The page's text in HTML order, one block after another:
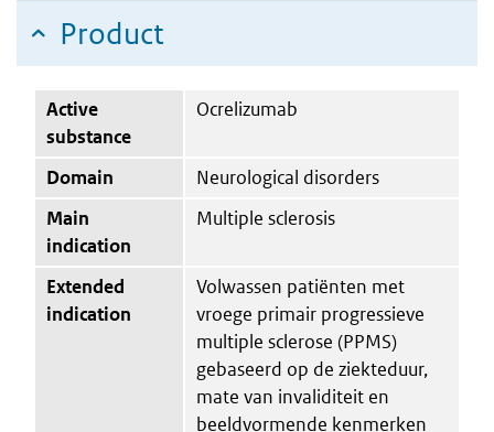
Product
Active
substance
Ocrelizumab
Domain
Neurological disorders
Main
indication
Multiple sclerosis
Extended
indication
Volwassen patiënten met
vroege primair progressieve
multiple sclerose (PPMS)
gebaseerd op de ziekteduur,
mate van invaliditeit en
beeldvormende kenmerken